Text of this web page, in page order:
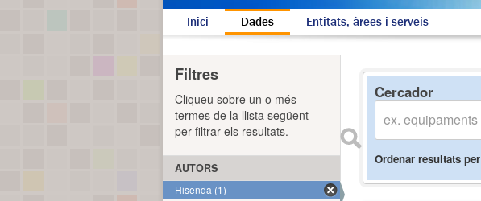
Inici Dades Entitats, àrees i serveis
Cercador
Ordenar resultats per
Filtres
Cliqueu sobre un o més
termes de la llista següent
per filtrar els resultats.
AUTORS
Hisenda (1)